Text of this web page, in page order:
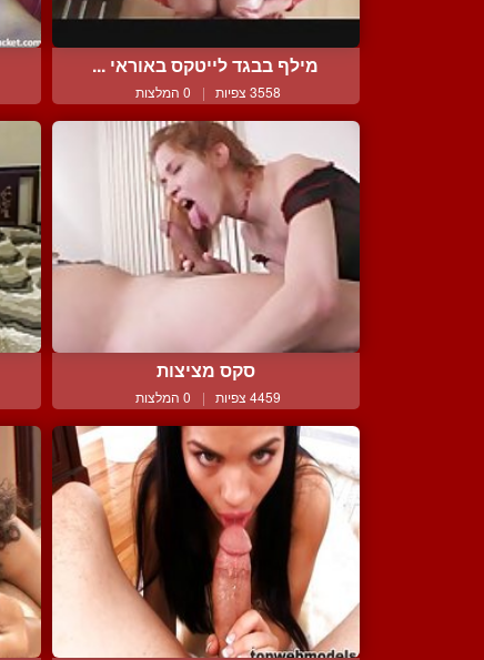
מילף בבגד לייטקס באוראי ...
3558 צפיות | 0 המלצות
סקס מציצות
4459 צפיות | 0 המלצות